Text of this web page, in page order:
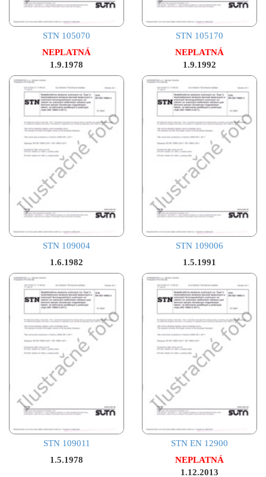
STN 105070
NEPLATNÁ
1.9.1978
STN 105170
NEPLATNÁ
1.9.1992
STN 109004
1.6.1982
STN 109006
1.5.1991
STN 109011
1.5.1978
STN EN 12900
NEPLATNÁ
1.12.2013